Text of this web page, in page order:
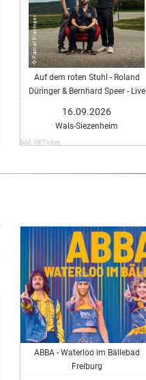
Auf dem roten Stuhl - Roland
Düringer & Bernhard Speer - Live
16.09.2026
Wals-Siezenheim
Bild: OETicket
ABBA - Waterloo im Bällebad
Freiburg